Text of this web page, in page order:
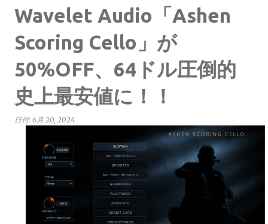
Wavelet Audio「Ashen
Scoring Cello」が
50%OFF、64ドル圧倒的
史上最安値に！！
日付: 6月 20, 2024